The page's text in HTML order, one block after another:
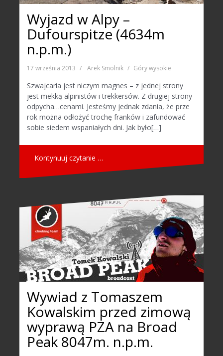
Wyjazd w Alpy –
Dufourspitze (4634m
n.p.m.)
17 września 2013 Arek Smolnik Góry wysokie
Szwajcaria jest niczym magnes – z jednej strony
jest mekką alpinistów i trekkersów. Z drugiej strony
odpycha…cenami. Jesteśmy jednak zdania, że prze
rok można odłożyć trochę franków i zafundować
sobie siedem wspaniałych dni. Jak było[…]
Kontynuuj czytanie …
Wywiad z Tomaszem
Kowalskim przed zimową
wyprawą PZA na Broad
Peak 8047m. n.p.m.